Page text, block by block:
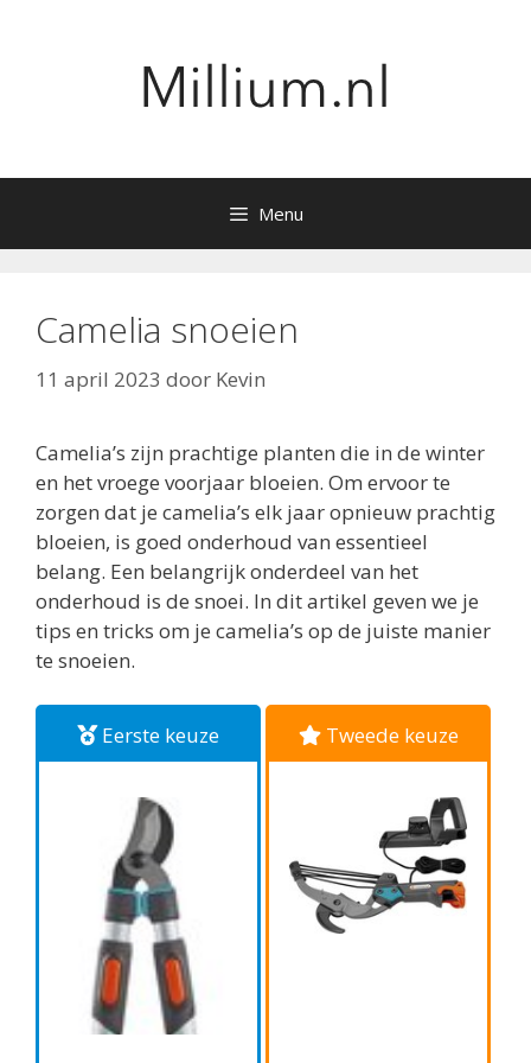
Menu
Camelia snoeien
11 april 2023 door Kevin
Camelia’s zijn prachtige planten die in de winter
en het vroege voorjaar bloeien. Om ervoor te
zorgen dat je camelia’s elk jaar opnieuw prachtig
bloeien, is goed onderhoud van essentieel
belang. Een belangrijk onderdeel van het
onderhoud is de snoei. In dit artikel geven we je
tips en tricks om je camelia’s op de juiste manier
te snoeien.
Eerste keuze Tweede keuze